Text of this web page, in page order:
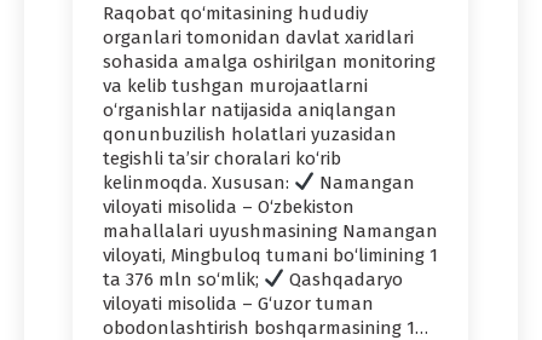
Raqobat qo‘mitasining hududiy
organlari tomonidan davlat xaridlari
sohasida amalga oshirilgan monitoring
va kelib tushgan murojaatlarni
o‘rganishlar natijasida aniqlangan
qonunbuzilish holatlari yuzasidan
tegishli ta’sir choralari ko‘rib
kelinmoqda. Xususan:
Namangan
viloyati misolida – O‘zbekiston
mahallalari uyushmasining Namangan
viloyati, Mingbuloq tumani bo‘limining 1
ta 376 mln so‘mlik;
Qashqadaryo
viloyati misolida – G‘uzor tuman
obodonlashtirish boshqarmasining 1…